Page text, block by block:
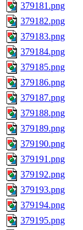
379181.png
379182.png
379183.png
379184.png
379185.png
379186.png
379187.png
379188.png
379189.png
379190.png
379191.png
379192.png
379193.png
379194.png
379195.png